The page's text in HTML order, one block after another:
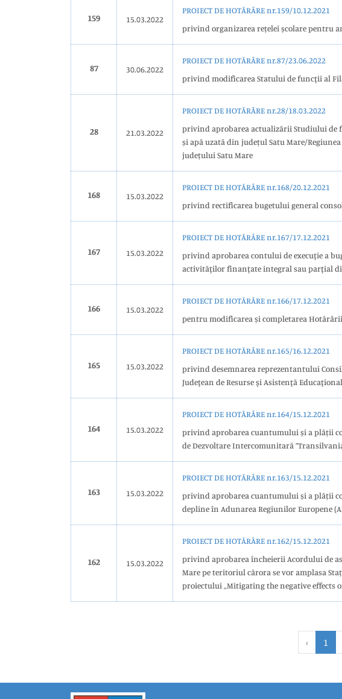
159 15.03.2022
PROIECT DE HOTĂRÂRE nr.159/10.12.2021
privind organizarea rețelei școlare pentru
87 30.06.2022
PROIECT DE HOTĂRÂRE nr.87/23.06.2022
privind modificarea Statului de funcţii al
28 21.03.2022
PROIECT DE HOTĂRÂRE nr.28/18.03.2022
privind aprobarea actualizării Studiului de
și apă uzată din județul Satu Mare/
județului Satu Mare
168 15.03.2022
PROIECT DE HOTĂRÂRE nr.168/20.12.2021
privind rectificarea bugetului general
167 15.03.2022
PROIECT DE HOTĂRÂRE nr.167/17.12.2021
privind aprobarea contului de execuţie a
activităţilor finanţate integral sau parţial
166 15.03.2022
PROIECT DE HOTĂRÂRE nr.166/17.12.2021
pentru modificarea și completarea Hotărârii
165 15.03.2022
PROIECT DE HOTĂRÂRE nr.165/16.12.2021
privind desemnarea reprezentantului
Judeţean de Resurse şi Asistenţă
164 15.03.2022
PROIECT DE HOTĂRÂRE nr.164/15.12.2021
privind aprobarea cuantumului și a plății
de Dezvoltare Intercomunitară
163 15.03.2022
PROIECT DE HOTĂRÂRE nr.163/15.12.2021
privind aprobarea cuantumului și a plății
depline în Adunarea Regiunilor Europene
162 15.03.2022
PROIECT DE HOTĂRÂRE nr.162/15.12.2021
privind aprobarea încheierii Acordului de
Mare pe teritoriul cărora se vor amplasa
proiectului „Mitigating the negative effects of
‹ 1